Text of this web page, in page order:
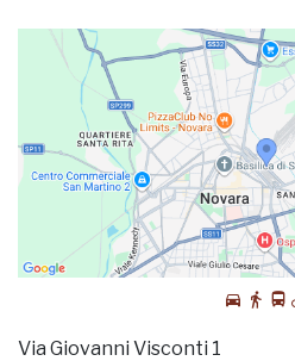
Via Giovanni Visconti 1